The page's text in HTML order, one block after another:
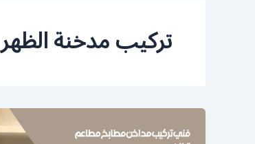
تركيب مدخنة الظهر